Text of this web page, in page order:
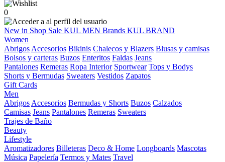
0
New in Shop Sale KUL MEN Brands KUL BRAND
Women
Abrigos Accesorios Bikinis Chalecos y Blazers Blusas y camisas
Bolsos y carteras Buzos Enteritos Faldas Jeans
Pantalones Remeras Ropa Interior Sportwear Tops y Bodys
Shorts y Bermudas Sweaters Vestidos Zapatos
Gift Cards
Men
Abrigos Accesorios Bermudas y Shorts Buzos Calzados
Camisas Jeans Pantalones Remeras Sweaters
Trajes de Baño
Beauty
Lifestyle
Aromatizadores Billeteras Deco & Home Longboards Mascotas
Música Papelería Termos y Mates Travel